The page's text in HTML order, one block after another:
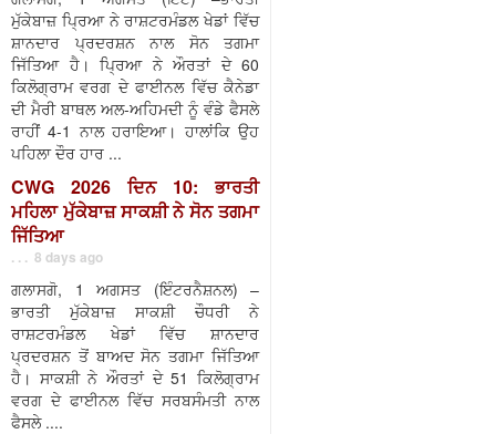
ਮੁੱਕੇਬਾਜ਼ ਪ੍ਰਿਆ ਨੇ ਰਾਸ਼ਟਰਮੰਡਲ ਖੇਡਾਂ ਵਿੱਚ
ਸ਼ਾਨਦਾਰ ਪ੍ਰਦਰਸ਼ਨ ਨਾਲ ਸੋਨ ਤਗਮਾ
ਜਿੱਤਿਆ ਹੈ। ਪ੍ਰਿਆ ਨੇ ਔਰਤਾਂ ਦੇ 60
ਕਿਲੋਗ੍ਰਾਮ ਵਰਗ ਦੇ ਫਾਈਨਲ ਵਿੱਚ ਕੈਨੇਡਾ
ਦੀ ਮੈਰੀ ਬਾਥਲ ਅਲ-ਅਹਿਮਦੀ ਨੂੰ ਵੰਡੇ ਫੈਸਲੇ
ਰਾਹੀਂ 4-1 ਨਾਲ ਹਰਾਇਆ। ਹਾਲਾਂਕਿ ਉਹ
ਪਹਿਲਾ ਦੌਰ ਹਾਰ ...
CWG 2026 ਦਿਨ 10: ਭਾਰਤੀ
ਮਹਿਲਾ ਮੁੱਕੇਬਾਜ਼ ਸਾਕਸ਼ੀ ਨੇ ਸੋਨ ਤਗਮਾ
ਜਿੱਤਿਆ
. . . 8 days ago
ਗਲਾਸਗੋ, 1 ਅਗਸਤ (ਇੰਟਰਨੈਸ਼ਨਲ) –
ਭਾਰਤੀ ਮੁੱਕੇਬਾਜ਼ ਸਾਕਸ਼ੀ ਚੌਧਰੀ ਨੇ
ਰਾਸ਼ਟਰਮੰਡਲ ਖੇਡਾਂ ਵਿੱਚ ਸ਼ਾਨਦਾਰ
ਪ੍ਰਦਰਸ਼ਨ ਤੋਂ ਬਾਅਦ ਸੋਨ ਤਗਮਾ ਜਿੱਤਿਆ
ਹੈ। ਸਾਕਸ਼ੀ ਨੇ ਔਰਤਾਂ ਦੇ 51 ਕਿਲੋਗ੍ਰਾਮ
ਵਰਗ ਦੇ ਫਾਈਨਲ ਵਿੱਚ ਸਰਬਸੰਮਤੀ ਨਾਲ
ਫੈਸਲੇ ....